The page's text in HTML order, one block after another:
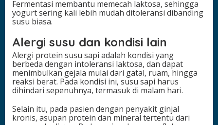
Fermentasi membantu memecah laktosa, sehingga
yogurt sering kali lebih mudah ditoleransi dibanding
susu biasa.
Alergi susu dan kondisi lain
Alergi protein susu sapi adalah kondisi yang
berbeda dengan intoleransi laktosa, dan dapat
menimbulkan gejala mulai dari gatal, ruam, hingga
reaksi berat. Pada kondisi ini, susu sapi harus
dihindari sepenuhnya, termasuk di malam hari.
Selain itu, pada pasien dengan penyakit ginjal
kronis, asupan protein dan mineral tertentu dari